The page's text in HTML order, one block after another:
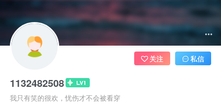
1132482508
我只有笑的很欢，忧伤才不会被看穿
关注 私信